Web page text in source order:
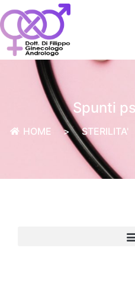
Spunti
HOME > STERILITA'